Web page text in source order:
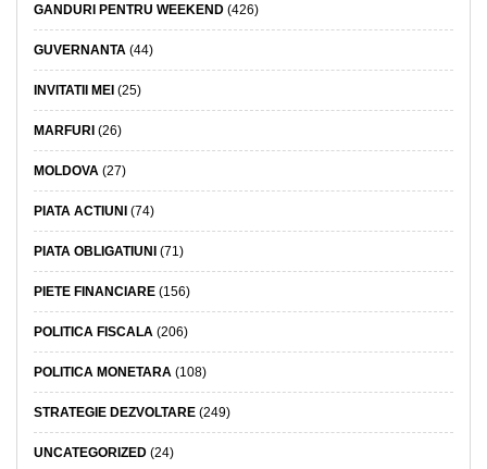
GANDURI PENTRU WEEKEND (426)
GUVERNANTA (44)
INVITATII MEI (25)
MARFURI (26)
MOLDOVA (27)
PIATA ACTIUNI (74)
PIATA OBLIGATIUNI (71)
PIETE FINANCIARE (156)
POLITICA FISCALA (206)
POLITICA MONETARA (108)
STRATEGIE DEZVOLTARE (249)
UNCATEGORIZED (24)